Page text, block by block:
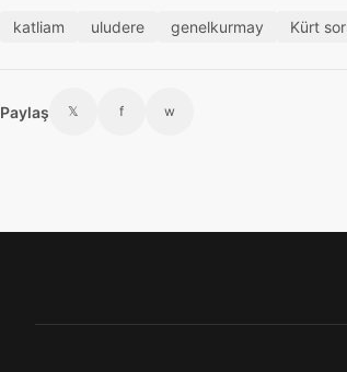
katliam uludere genelkurmay Kürt
Paylaş 𝕏 f w